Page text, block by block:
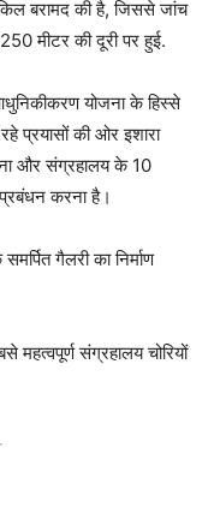
बरामद की है, जिससे जांच
मीटर की दूरी पर हुई.
योजना के हिस्से
प्रयासों की ओर इशारा
और संग्रहालय के 10
प्रबंधन करना है।
गैलरी का निर्माण
महत्वपूर्ण संग्रहालय चोरियों